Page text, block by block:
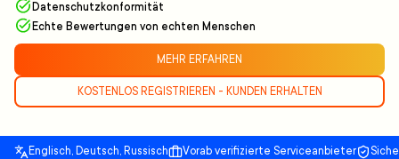
Datenschutzkonformität
Echte Bewertungen von echten Menschen
MEHR ERFAHREN
KOSTENLOS REGISTRIEREN - KUNDEN ERHALTEN
Englisch, Deutsch, Russisch Vorab verifizierte Serviceanbieter